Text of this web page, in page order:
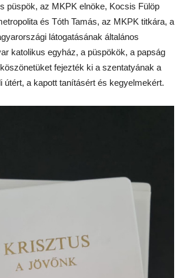
püspök, az MKPK elnöke, Kocsis Fülöp
és Tóth Tamás, az MKPK titkára, a
látogatásának általános
katolikus egyház, a püspökök, a papság
fejezték ki a szentatyának a
útért, a kapott tanításért és kegyelmekért.